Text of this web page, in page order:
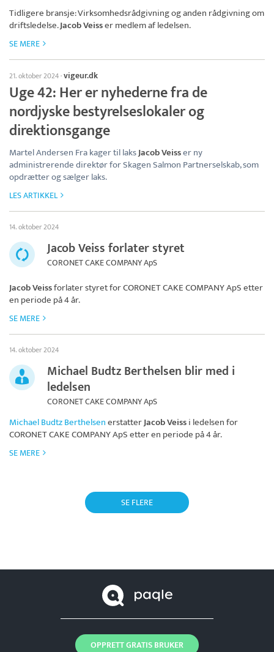
Tidligere bransje: Virksomhedsrådgivning og anden rådgivning om
driftsledelse.Jacob Veisser medlem af ledelsen.
SE MERE
21. oktober 2024·vigeur.dk
Uge 42: Her er nyhederne fra de
nordjyske bestyrelseslokaler og
direktionsgange
Martel Andersen Fra kager til laksJacob Veisser ny
administrerende direktør for Skagen Salmon Partnerselskab, som
opdrætter og sælger laks.
LES ARTIKKEL
14. oktober 2024
Jacob Veiss forlater styret
CORONET CAKE COMPANY ApS
Jacob Veissforlater styret forCORONET CAKE COMPANY ApSetter
en periode på 4 år.
SE MERE
14. oktober 2024
Michael Budtz Berthelsen blir med i
ledelsen
CORONET CAKE COMPANY ApS
Michael Budtz BerthelsenerstatterJacob Veissi ledelsen for
CORONET CAKE COMPANY ApSetter en periode på 4 år.
SE MERE
SE FLERE
OPPRETT GRATIS BRUKER